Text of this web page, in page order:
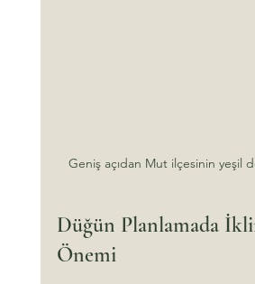
Geniş açıdan Mut ilçesinin yeşil
Düğün Planlamada
Önemi